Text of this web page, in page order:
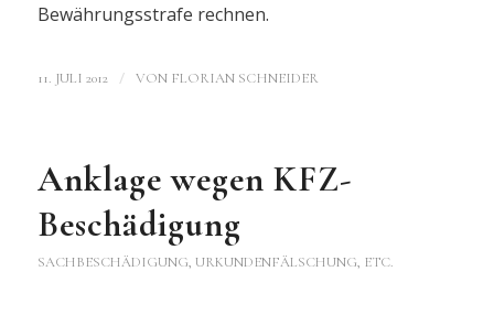
Bewährungsstrafe rechnen.
11. JULI 2012 / VON FLORIAN SCHNEIDER
Anklage wegen KFZ-
Beschädigung
SACHBESCHÄDIGUNG, URKUNDENFÄLSCHUNG, ETC.